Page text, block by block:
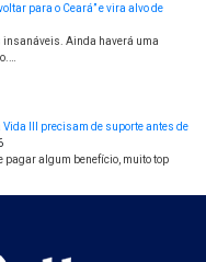
para o Ceará” e vira alvo de
Ainda haverá uma
III precisam de suporte antes de
pagar algum benefício, muito top